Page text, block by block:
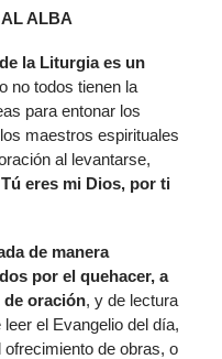
ALBA
la Liturgia es un
no todos tienen la
para entonar los
maestros espirituales
al levantarse,
eres mi Dios, por ti
de manera
por el quehacer, a
de oración, y de lectura
el Evangelio del día,
de obras, o